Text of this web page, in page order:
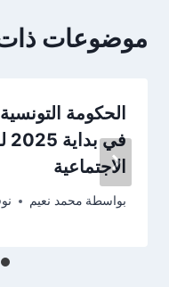
موضوعات
الحكومة
الاجتماعية
بواسطة محمد نعيم